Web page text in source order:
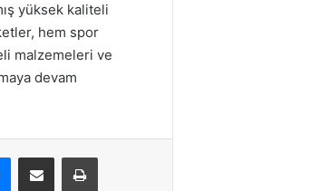
yüksek kaliteli
hem spor
malzemeleri ve
devam
Messenger
E-Posta ile paylaş Yazdır